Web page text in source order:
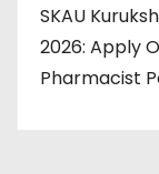
SKAU
2026: Apply
Pharmacist